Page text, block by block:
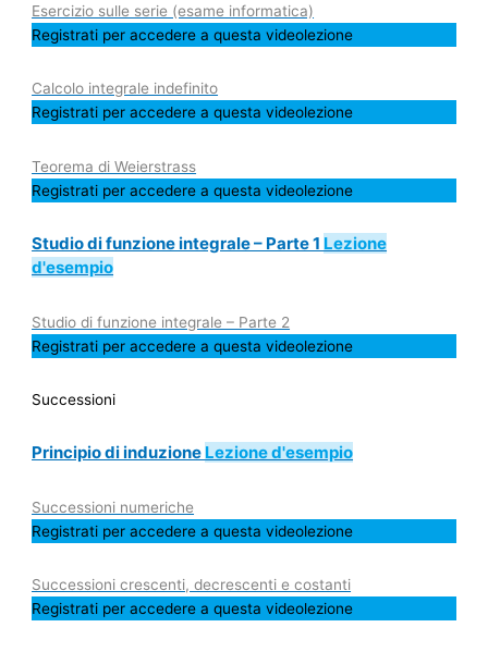
Esercizio sulle serie (esame informatica)
Registrati per accedere a questa videolezione
Calcolo integrale indefinito
Registrati per accedere a questa videolezione
Teorema di Weierstrass
Registrati per accedere a questa videolezione
Studio di funzione integrale – Parte 1 Lezione
d'esempio
Studio di funzione integrale – Parte 2
Registrati per accedere a questa videolezione
Successioni
Principio di induzione Lezione d'esempio
Successioni numeriche
Registrati per accedere a questa videolezione
Successioni crescenti, decrescenti e costanti
Registrati per accedere a questa videolezione